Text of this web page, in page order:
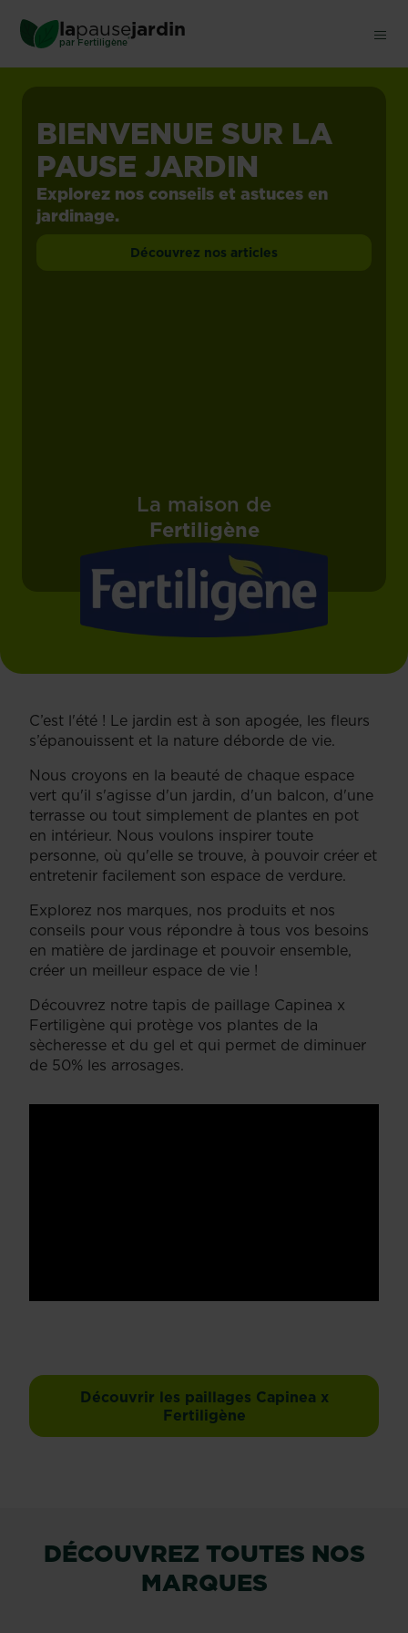
main
content
lapausejardin
par Fertiligène®
BIENVENUE SUR LA
PAUSE JARDIN
Explorez nos conseils et astuces en
jardinage.
Découvrez nos articles
La maison de
Fertiligène
C’est l'été ! Le jardin est à son apogée, les fleurs
s’épanouissent et la nature déborde de vie.
Nous croyons en la beauté de chaque espace
vert qu'il s'agisse d'un jardin, d'un balcon, d'une
terrasse ou tout simplement de plantes en pot
en intérieur. Nous voulons inspirer toute
personne, où qu'elle se trouve, à pouvoir créer et
entretenir facilement son espace de verdure.
Explorez nos marques, nos produits et nos
conseils pour vous répondre à tous vos besoins
en matière de jardinage et pouvoir ensemble,
créer un meilleur espace de vie !
Découvrez notre tapis de paillage Capinea x
Fertiligène qui protège vos plantes de la
sècheresse et du gel et qui permet de diminuer
de 50% les arrosages.
Découvrir les paillages Capinea x
Fertiligène
DÉCOUVREZ TOUTES NOS
MARQUES